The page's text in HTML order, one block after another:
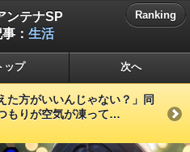
ンテナSP
： 生活
Ranking
ップ 次へ
た方がいいんじゃない？」同
りが空気が凍って…